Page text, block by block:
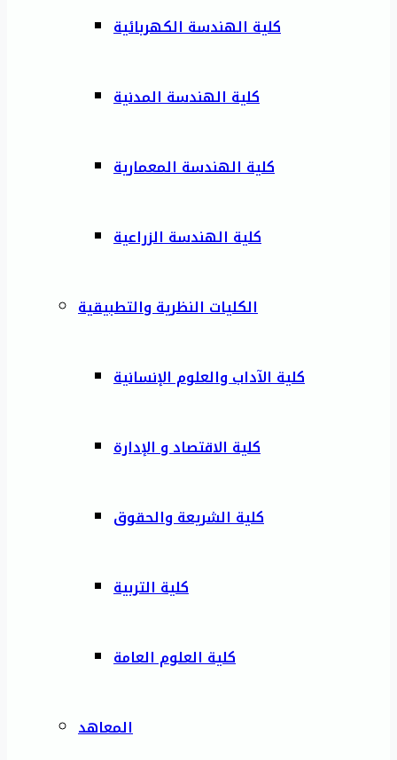
كلية الهندسة الكهربائية
كلية الهندسة المدنية
كلية الهندسة المعمارية
كلية الهندسة الزراعية
الكليات النظرية والتطبيقية
كلية الآداب والعلوم الإنسانية
كلية الاقتصاد و الإدارة
كلية الشريعة والحقوق
كلية التربية
كلية العلوم العامة
المعاهد